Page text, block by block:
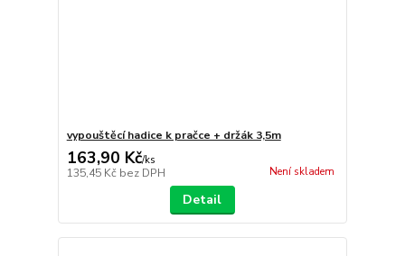
vypouštěcí hadice k pračce + držák 3,5m
163,90 Kč/ks
135,45 Kč bez DPH Není skladem
Detail